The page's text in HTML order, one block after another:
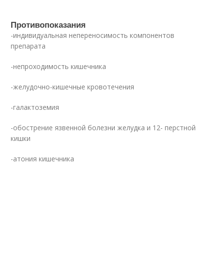
Противопоказания
-индивидуальная непереносимость компонентов
препарата
-непроходимость кишечника
-желудочно-кишечные кровотечения
-галактоземия
-обострение язвенной болезни желудка и 12- перстной
кишки
-атония кишечника